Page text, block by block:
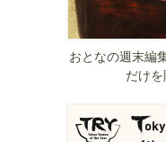
おとなの週末編
だけ